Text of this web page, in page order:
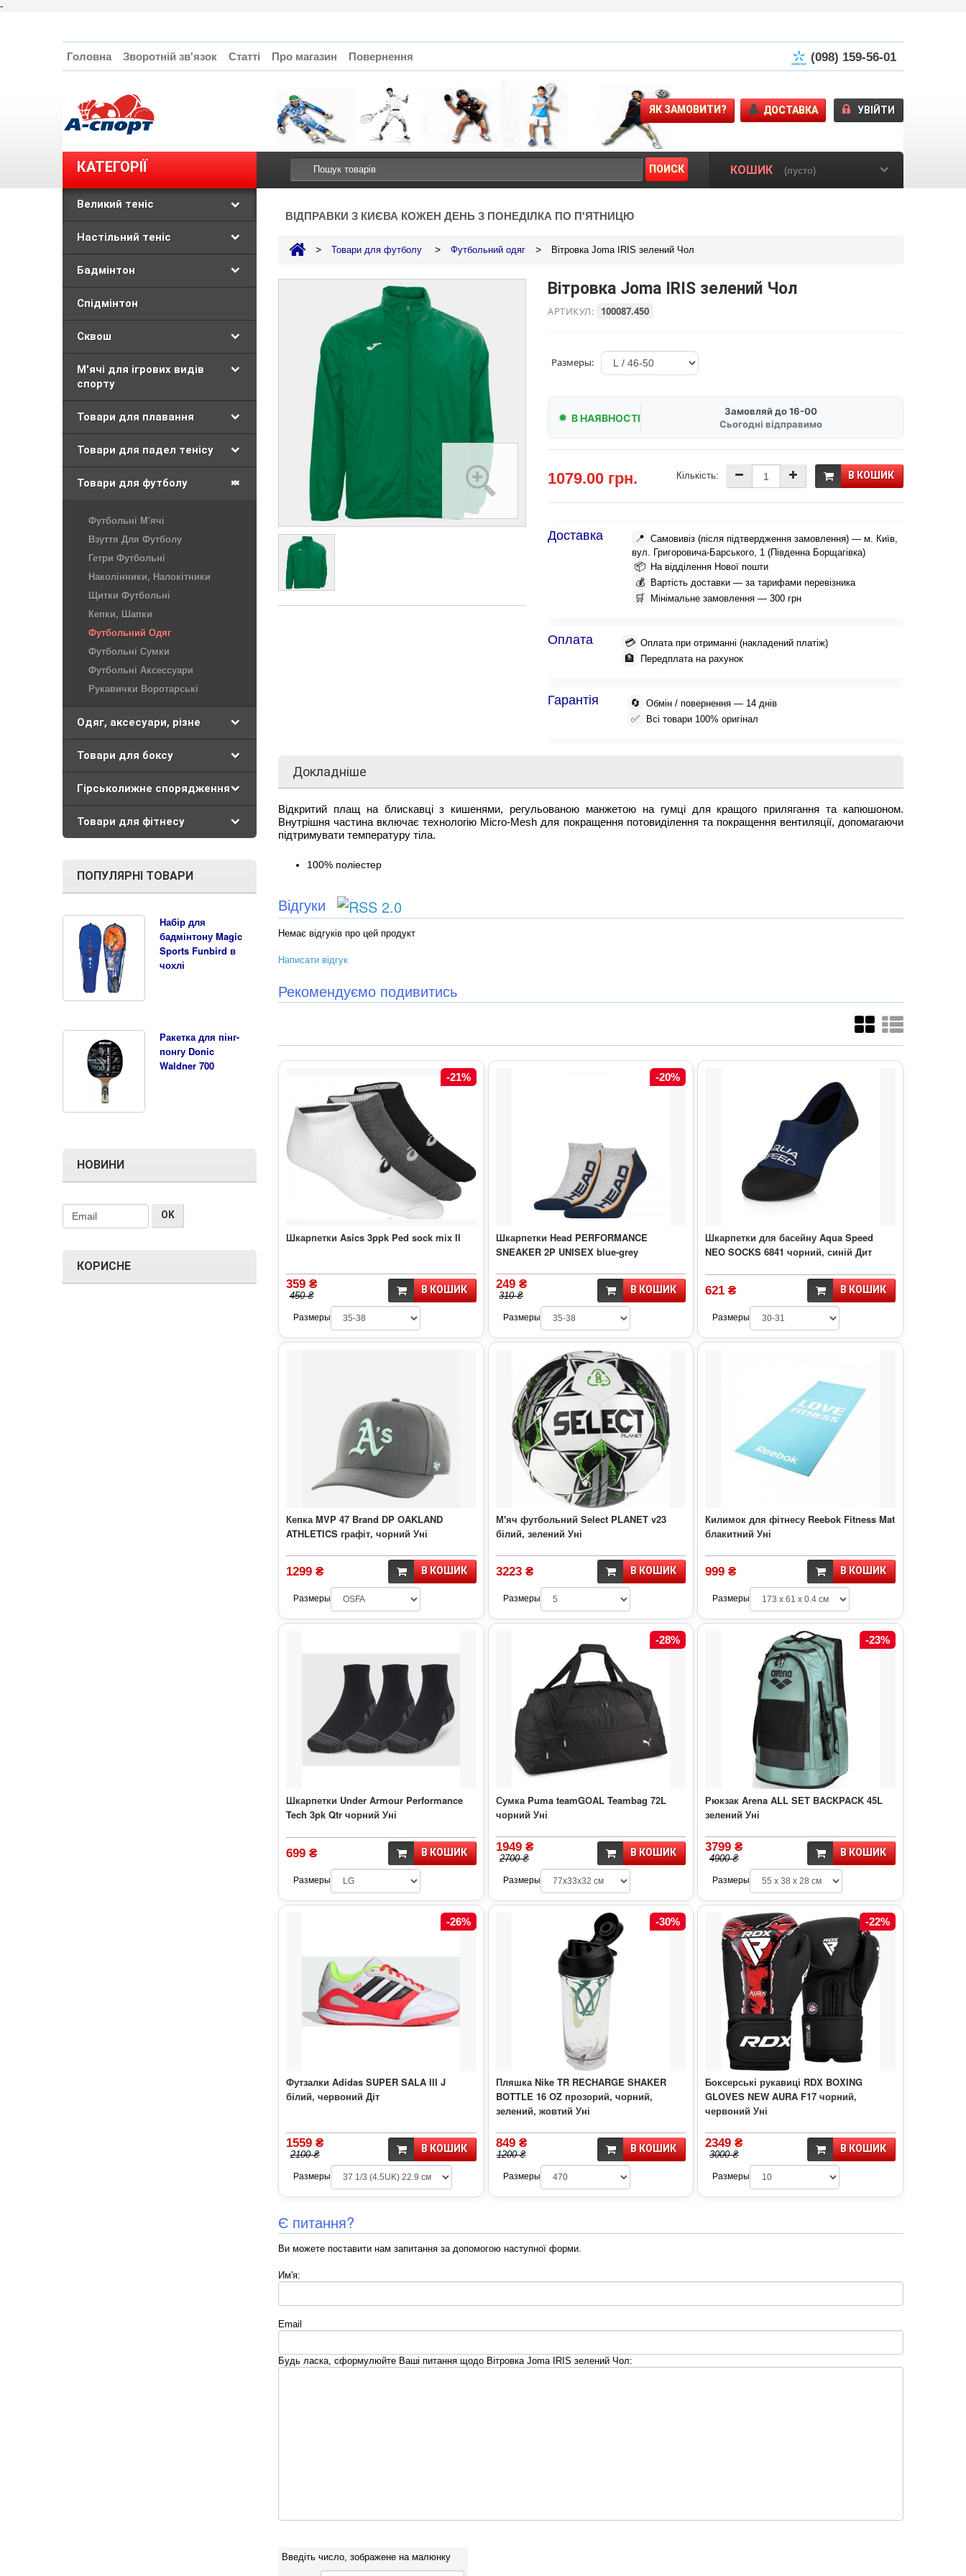
-
(098) 159-56-01
Головна Зворотній зв'язок Статті Про магазин Повернення
ПОИСК
УВІЙТИ
ЯК ЗАМОВИТИ? ДОСТАВКА
КОШИК (пусто)
КАТЕГОРІЇ
Великий теніс
Настільний теніс
Бадмінтон
Спідмінтон
Сквош
М'ячі для ігрових видів
спорту
Товари для плавання
Товари для падел тенісу
Товари для футболу
Футбольні М'ячі
Взуття Для Футболу
Гетри Футбольні
Наколінники, Налокітники
Щитки Футбольні
Кепки, Шапки
Футбольний Одяг
Футбольні Сумки
Футбольні Аксессуари
Рукавички Воротарські
Одяг, аксесуари, різне
Товари для боксу
Гірськолижне спорядження
Товари для фітнесу
ПОПУЛЯРНІ ТОВАРИ
Набір для
бадмінтону Magic
Sports Funbird в
чохлі
Ракетка для пінг-
понгу Donic
Waldner 700
НОВИНИ
КОРИСНЕ
ВІДПРАВКИ З КИЄВА КОЖЕН ДЕНЬ З ПОНЕДІЛКА ПО П'ЯТНИЦЮ
> Товари для футболу > Футбольний одяг > Вітровка Joma IRIS зелений Чол
Вітровка Joma IRIS зелений Чол
АРТИКУЛ: 100087.450
Размеры:
Замовляй до 16-00
Сьогодні відправимо
В НАЯВНОСТІ
1079.00 грн. В КОШИК
Кількість:
Доставка 📍 Самовивіз (після підтвердження замовлення) — м. Київ,
вул. Григоровича-Барського, 1 (Південна Борщагівка)
📦 На відділення Нової пошти
💰 Вартість доставки — за тарифами перевізника
🛒 Мінімальне замовлення — 300 грн
Оплата 💳 Оплата при отриманні (накладений платіж)
🏦 Передплата на рахунок
Гарантія 🔄 Обмін / повернення — 14 днів
✅ Всі товари 100% оригінал
Докладніше
Відкритий плащ на блискавці з кишенями, регульованою манжетою на гумці для кращого прилягання та капюшоном.
Внутрішня частина включає технологію Micro-Mesh для покращення потовиділення та покращення вентиляції, допомагаючи
підтримувати температуру тіла.
100% поліестер
Відгуки
Немає відгуків про цей продукт
Написати відгук
Рекомендуємо подивитись
-21%
Шкарпетки Asics 3ppk Ped sock mix II
359 ₴
450 ₴
В КОШИК
Размеры
-20%
Шкарпетки Head PERFORMANCE
SNEAKER 2P UNISEX blue-grey
249 ₴
310 ₴
В КОШИК
Размеры
Шкарпетки для басейну Aqua Speed
NEO SOCKS 6841 чорний, синій Дит
621 ₴ В КОШИК
Размеры
Кепка MVP 47 Brand DP OAKLAND
ATHLETICS графіт, чорний Уні
1299 ₴ В КОШИК
Размеры
М'яч футбольний Select PLANET v23
білий, зелений Уні
3223 ₴ В КОШИК
Размеры
Килимок для фітнесу Reebok Fitness Mat
блакитний Уні
999 ₴ В КОШИК
Размеры
Шкарпетки Under Armour Performance
Tech 3pk Qtr чорний Уні
699 ₴ В КОШИК
Размеры
-28%
Сумка Puma teamGOAL Teambag 72L
чорний Уні
1949 ₴
2700 ₴
В КОШИК
Размеры
-23%
Рюкзак Arena ALL SET BACKPACK 45L
зелений Уні
3799 ₴
4900 ₴
В КОШИК
Размеры
-26%
Футзалки Adidas SUPER SALA III J
білий, червоний Діт
1559 ₴
2100 ₴
В КОШИК
Размеры
-30%
Пляшка Nike TR RECHARGE SHAKER
BOTTLE 16 OZ прозорий, чорний,
зелений, жовтий Уні
849 ₴
1200 ₴
В КОШИК
Размеры
-22%
Боксерські рукавиці RDX BOXING
GLOVES NEW AURA F17 чорний,
червоний Уні
2349 ₴
3000 ₴
В КОШИК
Размеры
Є питання?
Ви можете поставити нам запитання за допомогою наступної форми.
Им'я:
Email
Будь ласка, сформулюйте Ваші питання щодо Вітровка Joma IRIS зелений Чол:
Введіть число, зображене на малюнку